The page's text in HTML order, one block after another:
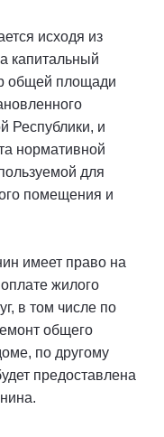
исходя из
капитальный
общей площади
Республики, и
нормативной
для
помещения и
имеет право на
жилого
в том числе по
общего
по другому
предоставлена